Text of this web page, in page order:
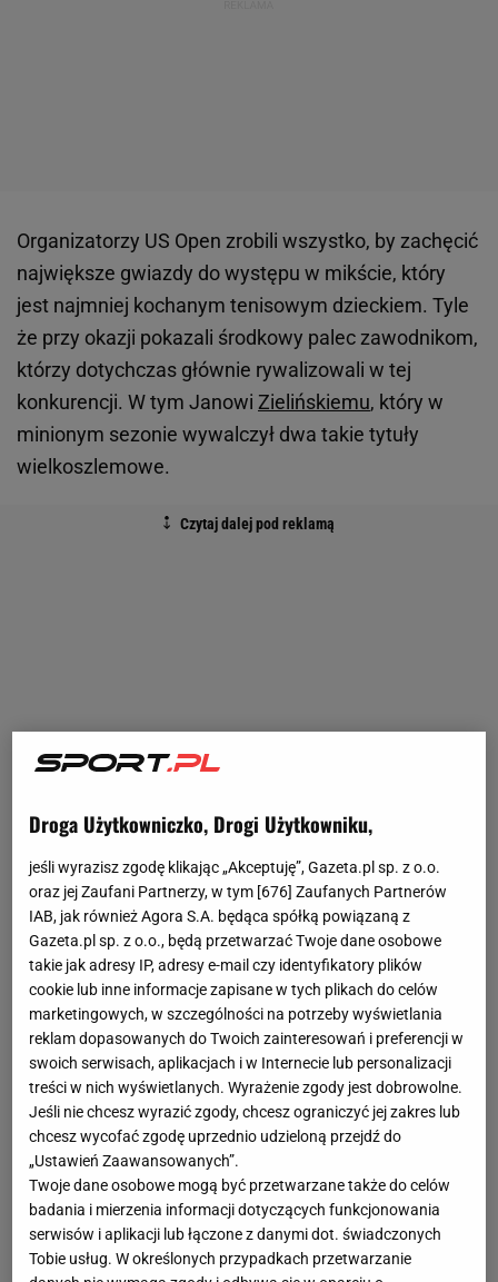
Organizatorzy US Open zrobili wszystko, by zachęcić
największe gwiazdy do występu w mikście, który
jest najmniej kochanym tenisowym dzieckiem. Tyle
że przy okazji pokazali środkowy palec zawodnikom,
którzy dotychczas głównie rywalizowali w tej
konkurencji. W tym Janowi Zielińskiemu, który w
minionym sezonie wywalczył dwa takie tytuły
wielkoszlemowe.
Droga Użytkowniczko, Drogi Użytkowniku,
jeśli wyrazisz zgodę klikając „Akceptuję”, Gazeta.pl sp. z o.o.
oraz jej Zaufani Partnerzy, w tym [676] Zaufanych Partnerów
IAB, jak również Agora S.A. będąca spółką powiązaną z
Gazeta.pl sp. z o.o., będą przetwarzać Twoje dane osobowe
takie jak adresy IP, adresy e-mail czy identyfikatory plików
cookie lub inne informacje zapisane w tych plikach do celów
marketingowych, w szczególności na potrzeby wyświetlania
reklam dopasowanych do Twoich zainteresowań i preferencji w
swoich serwisach, aplikacjach i w Internecie lub personalizacji
treści w nich wyświetlanych. Wyrażenie zgody jest dobrowolne.
Jeśli nie chcesz wyrazić zgody, chcesz ograniczyć jej zakres lub
chcesz wycofać zgodę uprzednio udzieloną przejdź do
„Ustawień Zaawansowanych”.
Twoje dane osobowe mogą być przetwarzane także do celów
badania i mierzenia informacji dotyczących funkcjonowania
serwisów i aplikacji lub łączone z danymi dot. świadczonych
Tobie usług. W określonych przypadkach przetwarzanie